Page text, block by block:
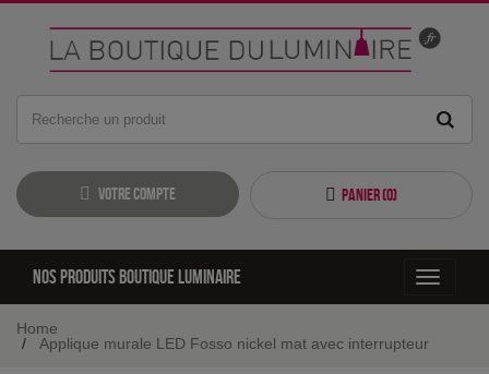
Votre compte Panier (0)
Toggle
Nos produits boutique luminaire
Home
Applique murale LED Fosso nickel mat avec interrupteur